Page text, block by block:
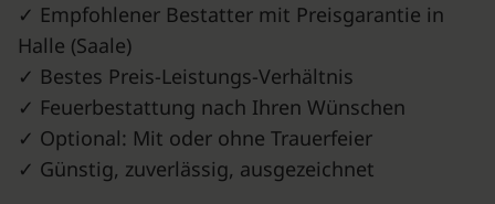
✓ Empfohlener Bestatter mit Preisgarantie in
Halle (Saale)
✓ Bestes Preis-Leistungs-Verhältnis
✓ Feuerbestattung nach Ihren Wünschen
✓ Optional: Mit oder ohne Trauerfeier
✓ Günstig, zuverlässig, ausgezeichnet